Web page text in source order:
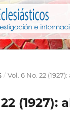
/ Vol. 6 No. 22
(1927):